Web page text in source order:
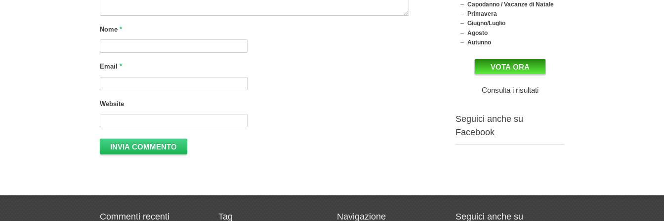
Nome *
Email *
Website
Capodanno / Vacanze di Natale
Primavera
Giugno/Luglio
Agosto
Autunno
Consulta i risultati
Seguici anche su
Facebook
Commenti recenti Tag Navigazione Seguici anche su